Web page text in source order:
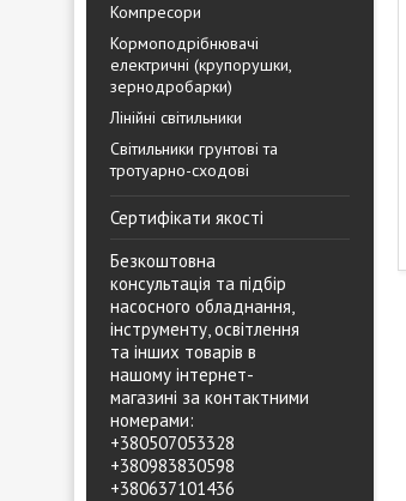
Компресори
Кормоподрібнювачі
електричні (крупорушки,
зернодробарки)
Лінійні світильники
Світильники грунтові та
тротуарно-сходові
Сертифікати якості
Безкоштовна
консультація та підбір
насосного обладнання,
інструменту, освітлення
та інших товарів в
нашому інтернет-
магазині за контактними
номерами:
+380507053328
+380983830598
+380637101436